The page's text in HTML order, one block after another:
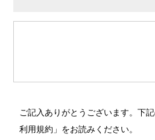
ご記入ありがとうございます。下
利用規約」をお読みください。